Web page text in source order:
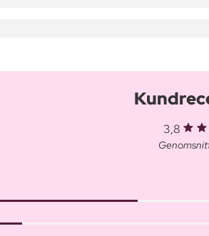
3,8